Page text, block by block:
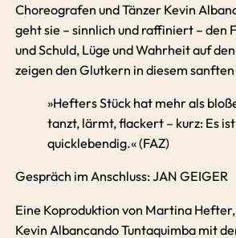
Choreografen und Tänzer Kevin
geht sie – sinnlich und raffiniert – den
und Schuld, Lüge und Wahrheit auf
zeigen den Glutkern in diesem
»Hefters Stück hat mehr als
tanzt, lärmt, flackert – kurz: Es ist
quicklebendig.« (FAZ)
Gespräch im Anschluss: JAN GEIGER
Eine Koproduktion von Martina
Kevin Albancando Tuntaquimba mit